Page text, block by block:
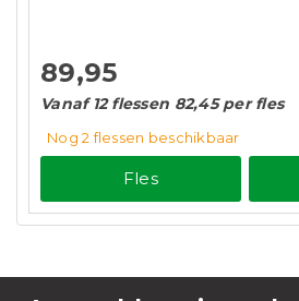
89,95
Vanaf 12 flessen 82,45 per fles
Nog 2flessen beschikbaar
Fles